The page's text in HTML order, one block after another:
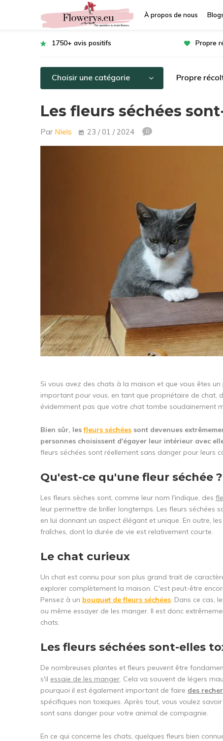
À propos de nous
1750+ avis positifs Propre
Choisir une catégorie Propre
Les fleurs séchées
Par NIels 23 / 01 / 2024 0
Si vous avez des chats à la maison et que vous êtes
important pour vous, en tant que propriétaire de chat,
évidemment pas que votre chat tombe soudainement
Bien sûr, lesfleurs séchées sont devenues
personnes choisissent d'égayer leur intérieur avec
fleurs séchées sont réellement sans danger pour leurs
Qu'est-ce qu'une fleur séchée ?
Les fleurs sèches sont, comme leur nom l'indique, des
leur permettre de briller longtemps. Les fleurs séchées
en lui donnant un aspect élégant et unique. En outre,
fraîches, dont la durée de vie est relativement courte.
Le chat curieux
Un chat est connu pour son plus grand trait de
explorer complètement la maison. C'est peut-être
Pensez à un bouquet de fleurs séchées. Dans ce cas,
ou même essayer de les manger. Il est donc
chats.
Les fleurs séchées sont-elles
De nombreuses plantes et fleurs peuvent être
s'il essaie de les manger. Cela va souvent de légers
pourquoi il est également important de faire des
spécifiques non toxiques. Après tout, vous voulez
sont sans danger pour votre animal de compagnie.
En ce qui concerne les chats, quelques fleurs bien